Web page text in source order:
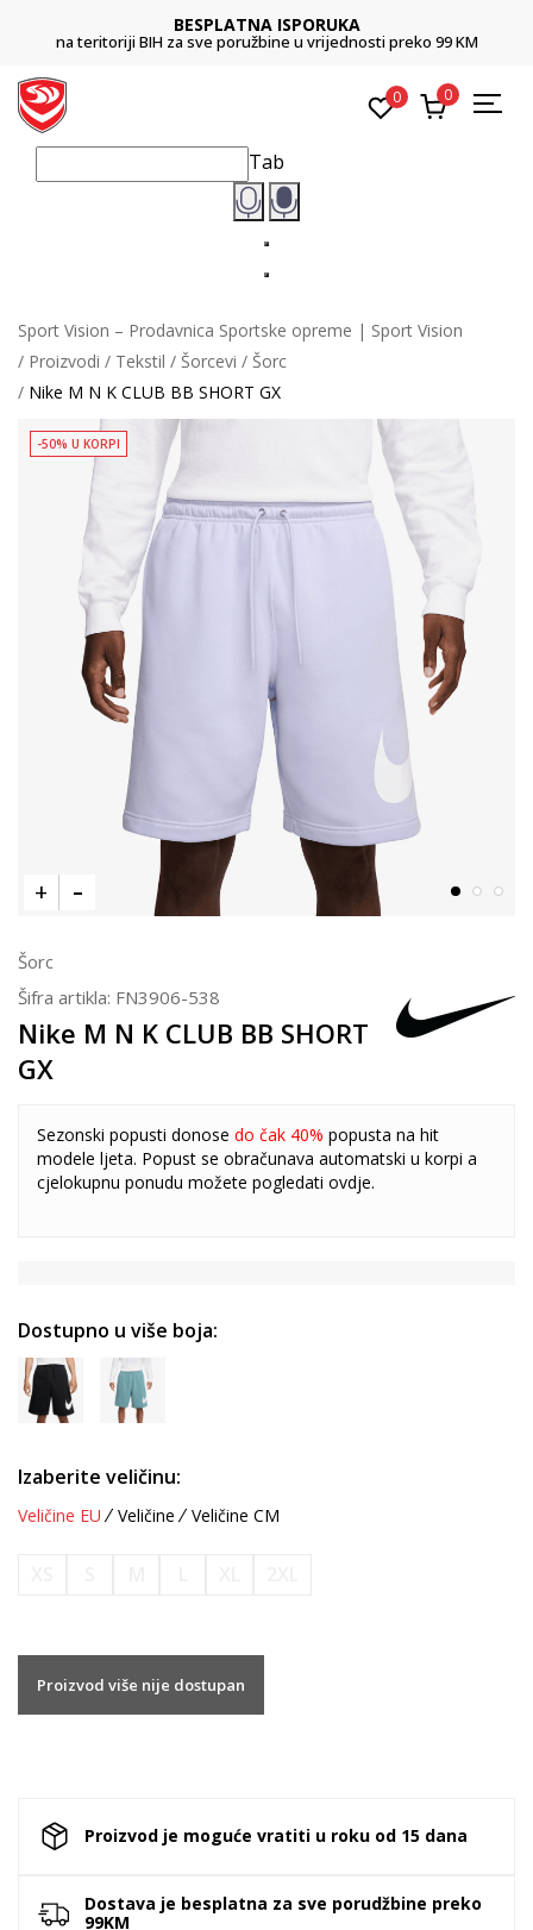
BESPLATNA ISPORUKA
na teritoriji BIH za sve poružbine u vrijednosti preko 99 KM
0 0
Tab
Sport Vision – Prodavnica Sportske opreme | Sport Vision
Proizvodi
Tekstil Šorcevi
Šorc
Nike M N K CLUB BB SHORT GX
-50% U KORPI
Šorc
Šifra artikla: FN3906-538
Nike M N K CLUB BB SHORT
GX
Sezonski popusti donose do čak 40% popusta na hit
modele ljeta. Popust se obračunava automatski u korpi a
cjelokupnu ponudu možete pogledati ovdje.
Dostupno u više boja:
Izaberite veličinu:
Veličine EU Veličine Veličine CM
Proizvod više nije dostupan
Proizvod je moguće vratiti u roku od 15 dana
Dostava je besplatna za sve porudžbine preko
99KM